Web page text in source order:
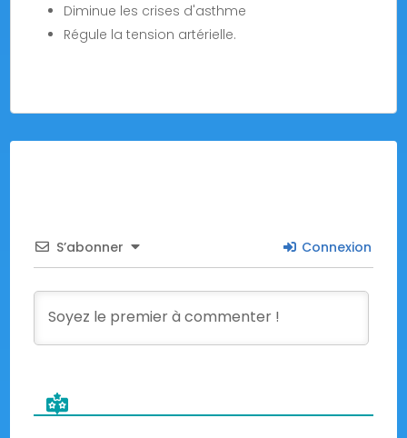
Diminue les crises d'asthme
Régule la tension artérielle.
S’abonner Connexion